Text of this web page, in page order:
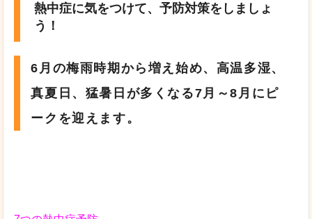
熱中症に気をつけて、予防対策をしましょ
う！
6月の梅雨時期から増え始め、高温多湿、
真夏日、猛暑日が多くなる7月～8月にピ
ークを迎えます。